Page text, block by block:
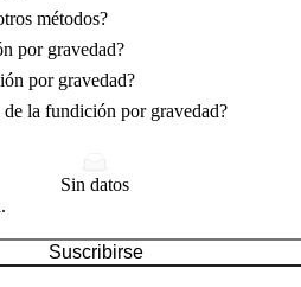
métodos?
por gravedad?
por gravedad?
de la fundición por gravedad?
Sin datos
Suscribirse